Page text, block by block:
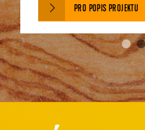
PRO POPIS PROJEKTU